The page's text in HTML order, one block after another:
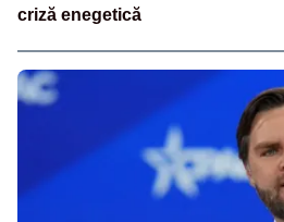
criză enegetică